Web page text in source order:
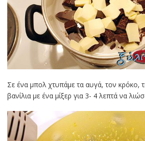
Σε ένα μπολ χτυπάμε τα αυγά, τον κρόκο,
βανίλια με ένα μίξερ για 3- 4 λεπτά να